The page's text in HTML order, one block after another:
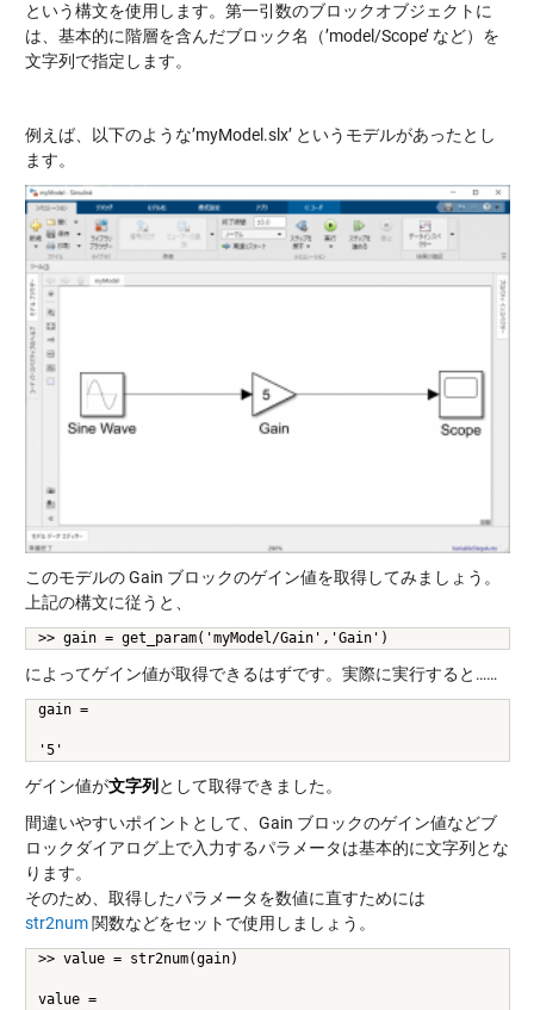
という構文を使用します。第一引数のブロックオブジェクトに
は、基本的に階層を含んだブロック名（’model/Scope’ など）を
文字列で指定します。
例えば、以下のような’myModel.slx’ というモデルがあったとし
ます。
このモデルの Gain ブロックのゲイン値を取得してみましょう。
上記の構文に従うと、
>> gain = get_param('myModel/Gain','Gain')
によってゲイン値が取得できるはずです。実際に実行すると……
gain =
'5'
ゲイン値が文字列 として取得できました。
間違いやすいポイントとして、Gain ブロックのゲイン値などブ
ロックダイアログ上で入力するパラメータは基本的に文字列とな
ります。
そのため、取得したパラメータを数値に直すためには
str2num関数などをセットで使用しましょう。
>> value = str2num(gain)
value =